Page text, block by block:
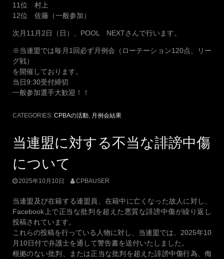
11位 村上
12位 佐藤（一般参加）
次月11月2日（日）、POOL NEXTさんで行います。
※当連盟では毎月1回必ず月例会（ローテーション120点、リー
グ戦）
を開催しております。
当日9:30受付締切
一般参加選手大歓迎！！
CATEGORIES: CPBAの活動 月例会結果
当連盟に対する不当な誹謗中傷
について
2025年10月10日 CPBAUSER
当連盟及び在籍する連盟員、在籍中に亡くなった故人に対し、
Facebook上で正当な批判を超えた悪質な誹謗中傷が繰り返し
投稿されています。
これらの投稿を行っている人物に対し、当連盟では、2025年10
月10日付で弁護士を通して警告書を送付いたしました。
根拠のない批判、または正当な批判を超えた誹謗中傷行為、侮